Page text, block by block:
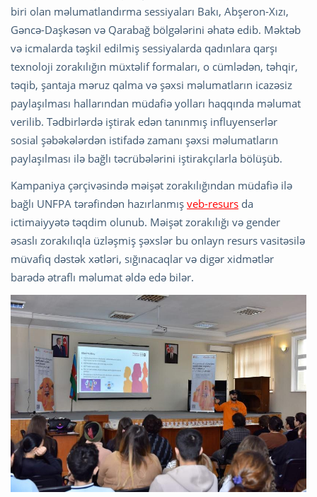
biri olan məlumatlandırma sessiyaları Bakı, Abşeron-Xızı,
Gəncə-Daşkəsən və Qarabağ bölgələrini əhatə edib. Məktəb
və icmalarda təşkil edilmiş sessiyalarda qadınlara qarşı
texnoloji zorakılığın müxtəlif formaları, o cümlədən, təhqir,
təqib, şantaja məruz qalma və şəxsi məlumatların icazəsiz
paylaşılması hallarından müdafiə yolları haqqında məlumat
verilib. Tədbirlərdə iştirak edən tanınmış influyenserlər
sosial şəbəkələrdən istifadə zamanı şəxsi məlumatların
paylaşılması ilə bağlı təcrübələrini iştirakçılarla bölüşüb.
Kampaniya çərçivəsində məişət zorakılığından müdafiə ilə
bağlı UNFPA tərəfindən hazırlanmış veb-resurs da
ictimaiyyətə təqdim olunub. Məişət zorakılığı və gender
əsaslı zorakılıqla üzləşmiş şəxslər bu onlayn resurs vasitəsilə
müvafiq dəstək xətləri, sığınacaqlar və digər xidmətlər
barədə ətraflı məlumat əldə edə bilər.